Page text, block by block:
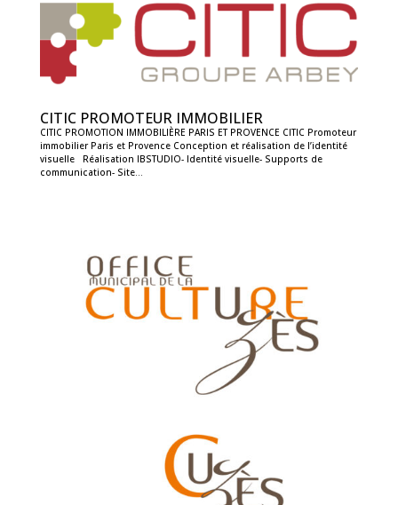
CITIC PROMOTEUR IMMOBILIER
CITIC PROMOTION IMMOBILIÈRE PARIS ET PROVENCE CITIC Promoteur
immobilier Paris et Provence Conception et réalisation de l’identité
visuelle Réalisation IBSTUDIO- Identité visuelle- Supports de
communication- Site...